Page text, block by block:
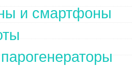
и смартфоны